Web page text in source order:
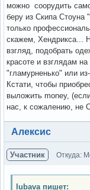
можно соорудить
беру из Скипа
только
скажем, Хендрикса...
взгляд, подобрать
красоте и взглядам
"гламурненько" или
Кстати, чтобы
выложить money,
нас, к сожалению, не
Вне форума
Алексис
Участник Откуда:
lubava пишет: